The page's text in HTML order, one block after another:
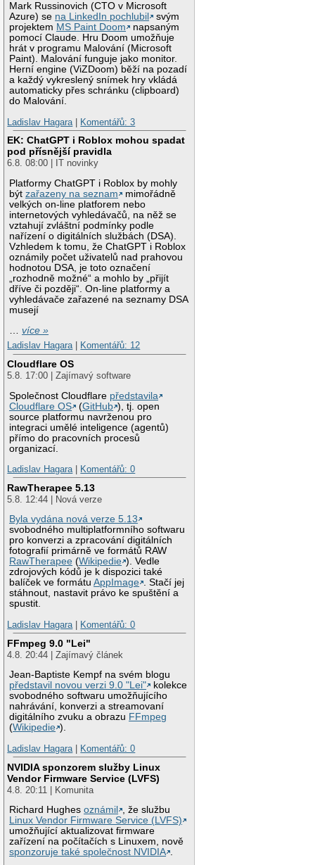
Mark Russinovich (CTO v Microsoft
Azure) se na LinkedIn pochlubil
svým
projektem MS Paint Doom
napsaným
pomocí Claude. Hru Doom umožňuje
hrát v programu Malování (Microsoft
Paint). Malování funguje jako monitor.
Herní engine (ViZDoom) běží na pozadí
a každý vykreslený snímek hry vkládá
automaticky přes schránku (clipboard)
do Malování.
Ladislav Hagara
Komentářů: 3
EK: ChatGPT i Roblox mohou spadat
pod přísnější pravidla
6.8. 08:00 | IT novinky
Platformy ChatGPT i Roblox by mohly
býtzařazeny na seznam
mimořádně
velkých on-line platforem nebo
internetových vyhledávačů, na něž se
vztahují zvláštní podmínky podle
nařízení o digitálních službách (DSA).
Vzhledem k tomu, že ChatGPT i Roblox
oznámily počet uživatelů nad prahovou
hodnotou DSA, je toto označení
„rozhodně možné“ a mohlo by „přijít
dříve či později“. On-line platformy a
vyhledávače zařazené na seznamy DSA
musejí
…více »
Ladislav Hagara| Komentářů: 12
Cloudflare OS
5.8. 17:00 | Zajímavý software
Společnost Cloudflare představila
Cloudflare OS
(GitHub ), tj. open
source platformu navrženou pro
integraci umělé inteligence (agentů)
přímo do pracovních procesů
organizací.
Ladislav Hagara| Komentářů: 0
RawTherapee 5.13
5.8. 12:44 | Nová verze
Byla vydána nová verze 5.13
svobodného multiplatformního softwaru
pro konverzi a zpracování digitálních
fotografií primárně ve formátů RAW
RawTherapee (Wikipedie ). Vedle
zdrojových kódů je k dispozici také
balíček ve formátuAppImage . Stačí jej
stáhnout, nastavit právo ke spuštění a
spustit.
Ladislav Hagara| Komentářů: 0
FFmpeg 9.0 "Lei"
4.8. 20:44 | Zajímavý článek
Jean-Baptiste Kempf na svém blogu
představil novou verzi 9.0 "Lei"
kolekce
svobodného softwaru umožňujícího
nahrávání, konverzi a streamovaní
digitálního zvuku a obrazu FFmpeg
(Wikipedie ).
Ladislav Hagara| Komentářů: 0
NVIDIA sponzorem služby Linux
Vendor Firmware Service (LVFS)
4.8. 20:11 | Komunita
Richard Hughesoznámil
, že službu
Linux Vendor Firmware Service (LVFS)
umožňující aktualizovat firmware
zařízení na počítačích s Linuxem, nově
sponzoruje také společnost NVIDIA .